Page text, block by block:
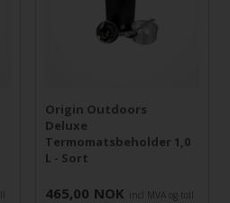
Origin Outdoors
Deluxe
Termomatsbeholder 1,0
L - Sort
465,00 NOK incl MVA og toll